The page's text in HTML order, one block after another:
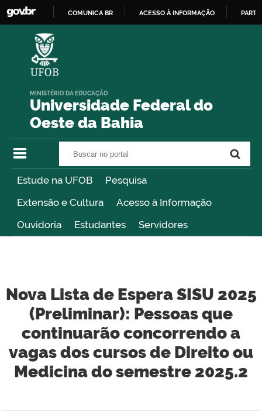
COMUNICA BR ACESSO À INFORMAÇÃO
Universidade Federal do
Oeste da Bahia
MINISTÉRIO DA EDUCAÇÃO
Estude na UFOB
Pesquisa
Extensão e Cultura
Acesso à Informação
Ouvidoria
Estudantes Servidores
Nova Lista de Espera SISU 2025
(Preliminar): Pessoas que
continuarão concorrendo a
vagas dos cursos de Direito ou
Medicina do semestre 2025.2